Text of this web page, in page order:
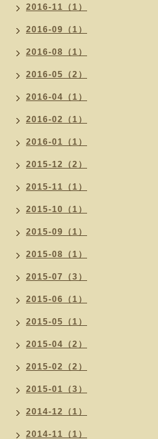
2016-11（1）
2016-09（1）
2016-08（1）
2016-05（2）
2016-04（1）
2016-02（1）
2016-01（1）
2015-12（2）
2015-11（1）
2015-10（1）
2015-09（1）
2015-08（1）
2015-07（3）
2015-06（1）
2015-05（1）
2015-04（2）
2015-02（2）
2015-01（3）
2014-12（1）
2014-11（1）